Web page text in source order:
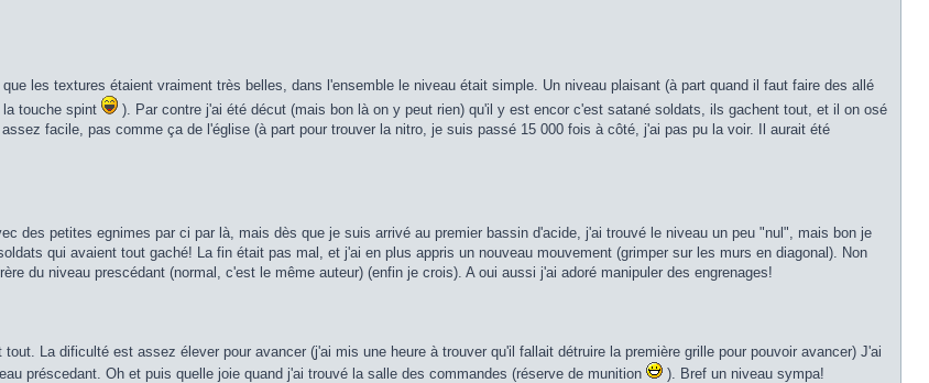
les textures étaient vraiment très belles, dans l'ensemble le niveau était simple. Un niveau plaisant (à part quand il faut faire des allé
la touche spint
). Par contre j'ai été décut (mais bon là on y peut rien) qu'il y est encor c'est satané soldats, ils gachent tout, et il on osé
facile, pas comme ça de l'église (à part pour trouver la nitro, je suis passé 15 000 fois à côté, j'ai pas pu la voir. Il aurait été
des petites egnimes par ci par là, mais dès que je suis arrivé au premier bassin d'acide, j'ai trouvé le niveau un peu "nul", mais bon je
qui avaient tout gaché! La fin était pas mal, et j'ai en plus appris un nouveau mouvement (grimper sur les murs en diagonal). Non
du niveau prescédant (normal, c'est le même auteur) (enfin je crois). A oui aussi j'ai adoré manipuler des engrenages!
La dificulté est assez élever pour avancer (j'ai mis une heure à trouver qu'il fallait détruire la première grille pour pouvoir avancer) J'ai
préscedant. Oh et puis quelle joie quand j'ai trouvé la salle des commandes (réserve de munition
). Bref un niveau sympa!